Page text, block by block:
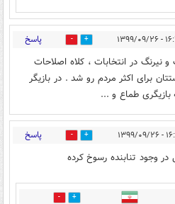
۰۹/۲۶ 92 پاسخ
و نیرنگ در انتخابات ، کلاه اصلاحات
برای اکثر مردم رو شد . در بازیگر
طماع و ...
۰۹/۲۶ 63 پاسخ
وجود تنابنده رسوخ کرده
41